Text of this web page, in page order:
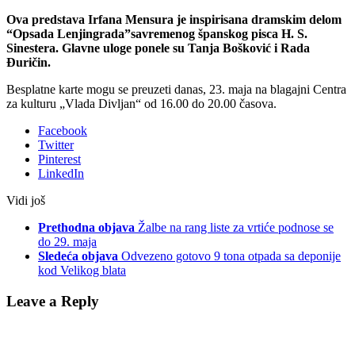
Ova predstava Irfana Mensura je inspirisana dramskim delom
“Opsada Lenjingrada”savremenog španskog pisca H. S.
Sinestera. Glavne uloge ponele su Tanja Bošković i Rada
Đuričin.
Besplatne karte mogu se preuzeti danas, 23. maja na blagajni Centra
za kulturu „Vlada Divljan“ od 16.00 do 20.00 časova.
Facebook
Twitter
Pinterest
LinkedIn
Vidi još
Prethodna objava Žalbe na rang liste za vrtiće podnose se
do 29. maja
Sledeća objava Odvezeno gotovo 9 tona otpada sa deponije
kod Velikog blata
Leave a Reply